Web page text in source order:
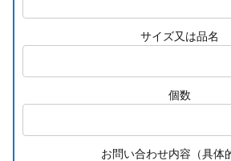
サイズ又は品名
個数
お問い合わせ内容（具体